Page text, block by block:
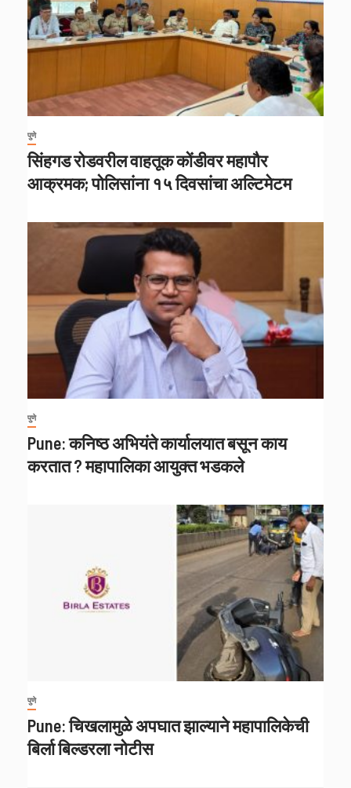
पुणे
सिंहगड रोडवरील वाहतूक कोंडीवर महापौर
आक्रमक; पोलिसांना १५ दिवसांचा अल्टिमेटम
पुणे
Pune: कनिष्ठ अभियंते कार्यालयात बसून काय
करतात ? महापालिका आयुक्त भडकले
पुणे
Pune: चिखलामुळे अपघात झाल्याने महापालिकेची
बिर्ला बिल्डरला नोटीस